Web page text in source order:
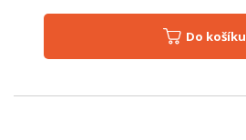
Do košíku